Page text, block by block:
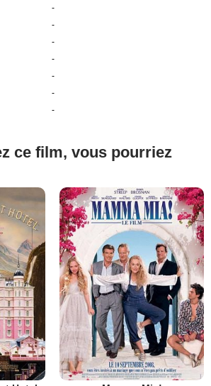
-
-
-
-
-
-
-
ce film, vous pourriez